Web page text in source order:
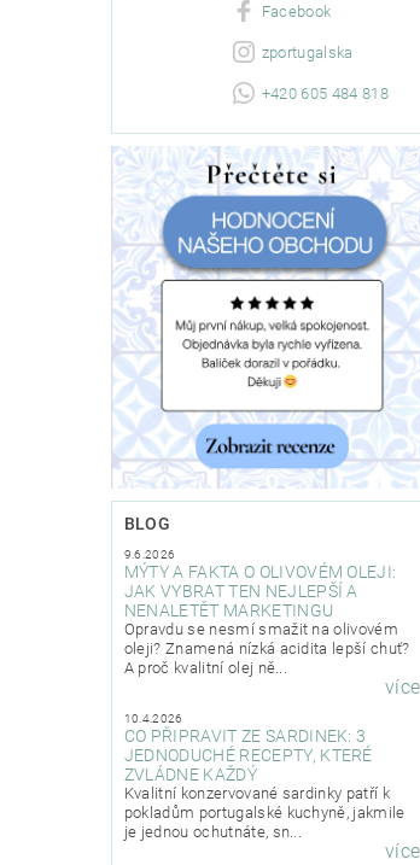
Facebook
zportugalska
+420 605 484 818
BLOG
9.6.2026
MÝTY A FAKTA O OLIVOVÉM OLEJI:
JAK VYBRAT TEN NEJLEPŠÍ A
NENALETĚT MARKETINGU
Opravdu se nesmí smažit na olivovém
oleji? Znamená nízká acidita lepší chuť?
A proč kvalitní olej ně...
více
10.4.2026
CO PŘIPRAVIT ZE SARDINEK: 3
JEDNODUCHÉ RECEPTY, KTERÉ
ZVLÁDNE KAŽDÝ
Kvalitní konzervované sardinky patří k
pokladům portugalské kuchyně, jakmile
je jednou ochutnáte, sn...
více